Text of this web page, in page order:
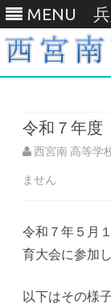
MENU
令和７年度
西宮南 高等学
ません
令和７年５月
育大会に参加
以下はその様